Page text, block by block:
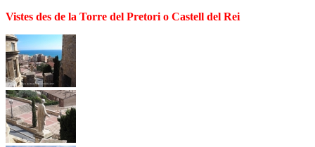
Vistes des de la Torre del Pretori o Castell del Rei